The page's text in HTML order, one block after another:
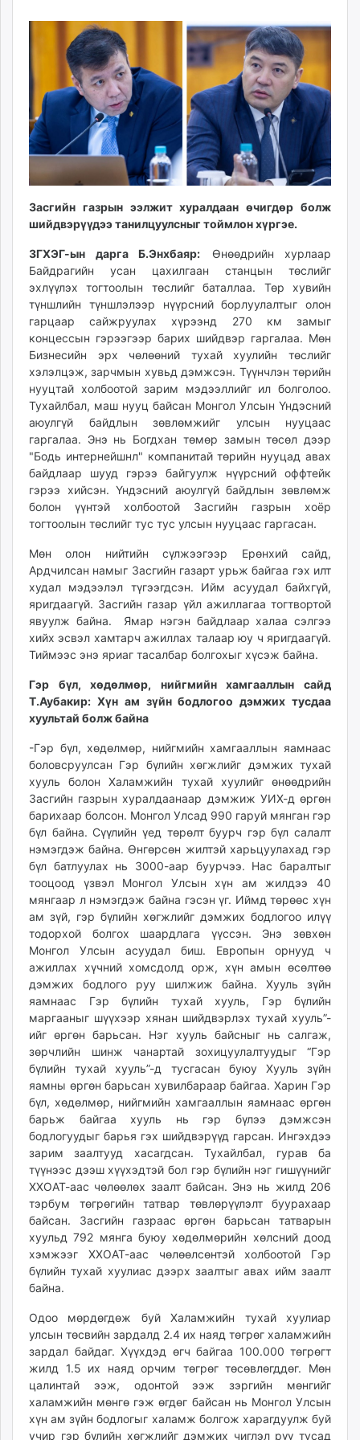
Livetv.mn
Eguur.mn
24tsag.mn
shuud.mn
eagle.mn
ergelt.mn
zarig.mn
zuv.mn
mminfo.mn
ugluu.mn
urlag.mn
unen.mn
asu.mn
shudarga.mn
shuurhai.mn
unuudur.mn
isee.mn
mglradio.com
fact.mn
itoim.mn
tumen.mn
shuum.mn
times.mn
mass.mn
unegui.mn
assa.mn
toim.mn
tac.mn
paparazzi.mn
11:19:58
05:58:46
Засгийн газрын ээлжит хуралдаан өчигдөр болж
шийдвэрүүдээ танилцуулсныг тоймлон хүргэе.
ЗГХЭГ-ын дарга Б.Энхбаяр: Өнөөдрийн хурлаар
Байдрагийн усан цахилгаан станцын төслийг
эхлүүлэх тогтоолын төслийг баталлаа. Төр хувийн
түншлийн түншлэлээр нүүрсний борлуулалтыг олон
гарцаар сайжруулах хүрээнд 270 км замыг
концессын гэрээгээр барих шийдвэр гаргалаа. Мөн
Бизнесийн эрх чөлөөний тухай хуулийн төслийг
хэлэлцэж, зарчмын хувьд дэмжсэн. Түүнчлэн төрийн
нууцтай холбоотой зарим мэдээллийг ил болголоо.
Тухайлбал, маш нууц байсан Монгол Улсын Үндэсний
аюулгүй байдлын зөвлөмжийг улсын нууцаас
гаргалаа. Энэ нь Богдхан төмөр замын төсөл дээр
"Бодь интернейшнл" компанитай төрийн нууцад авах
байдлаар шууд гэрээ байгуулж нүүрсний оффтейк
гэрээ хийсэн. Үндэсний аюулгүй байдлын зөвлөмж
болон үүнтэй холбоотой Засгийн газрын хоёр
тогтоолын төслийг тус тус улсын нууцаас гаргасан.
Мөн олон нийтийн сүлжээгээр Ерөнхий сайд,
Ардчилсан намыг Засгийн газарт урьж байгаа гэх илт
худал мэдээлэл түгээгдсэн. Ийм асуудал байхгүй,
яригдаагүй. Засгийн газар үйл ажиллагаа тогтвортой
явуулж байна. Ямар нэгэн байдлаар халаа сэлгээ
хийх эсвэл хамтарч ажиллах талаар юу ч яригдаагүй.
Тиймээс энэ яриаг тасалбар болгохыг хүсэж байна.
Гэр бүл, хөдөлмөр, нийгмийн хамгааллын сайд
Т.Аубакир: Хүн ам зүйн бодлогоо дэмжих тусдаа
хуультай болж байна
-Гэр бүл, хөдөлмөр, нийгмийн хамгааллын яамнаас
боловсруулсан Гэр бүлийн хөгжлийг дэмжих тухай
хууль болон Халамжийн тухай хуулийг өнөөдрийн
Засгийн газрын хуралдаанаар дэмжиж УИХ-д өргөн
барихаар болсон. Монгол Улсад 990 гаруй мянган гэр
бүл байна. Сүүлийн үед төрөлт буурч гэр бүл салалт
нэмэгдэж байна. Өнгөрсөн жилтэй харьцуулахад гэр
бүл батлуулах нь 3000-аар буурчээ. Нас баралтыг
тооцоод үзвэл Монгол Улсын хүн ам жилдээ 40
мянгаар л нэмэгдэж байна гэсэн үг. Иймд төрөөс хүн
ам зүй, гэр бүлийн хөгжлийг дэмжих бодлогоо илүү
тодорхой болгох шаардлага үүссэн. Энэ зөвхөн
Монгол Улсын асуудал биш. Европын орнууд ч
ажиллах хүчний хомсдолд орж, хүн амын өсөлтөө
дэмжих бодлого руу шилжиж байна. Хууль зүйн
яамнаас Гэр бүлийн тухай хууль, Гэр бүлийн
маргааныг шүүхээр хянан шийдвэрлэх тухай хууль”-
ийг өргөн барьсан. Нэг хууль байсныг нь салгаж,
зөрчлийн шинж чанартай зохицуулалтуудыг “Гэр
бүлийн тухай хууль”-д тусгасан буюу Хууль зүйн
яамны өргөн барьсан хувилбараар байгаа. Харин Гэр
бүл, хөдөлмөр, нийгмийн хамгааллын яамнаас өргөн
барьж байгаа хууль нь гэр бүлээ дэмжсэн
бодлогуудыг барья гэх шийдвэрүүд гарсан. Ингэхдээ
зарим заалтууд хасагдсан. Тухайлбал, гурав ба
түүнээс дээш хүүхэдтэй бол гэр бүлийн нэг гишүүнийг
ХХОАТ-аас чөлөөлөх заалт байсан. Энэ нь жилд 206
тэрбум төгрөгийн татвар төвлөрүүлэлт буурахаар
байсан. Засгийн газраас өргөн барьсан татварын
хуульд 792 мянга буюу хөдөлмөрийн хөлсний доод
хэмжээг ХХОАТ-аас чөлөөлсөнтэй холбоотой Гэр
бүлийн тухай хуулиас дээрх заалтыг авах ийм заалт
байна.
Одоо мөрдөгдөж буй Халамжийн тухай хуулиар
улсын төсвийн зардалд 2.4 их наяд төгрөг халамжийн
зардал байдаг. Хүүхдэд өгч байгаа 100.000 төгрөгт
жилд 1.5 их наяд орчим төгрөг төсөвлөгддөг. Мөн
цалинтай ээж, одонтой ээж зэргийн мөнгийг
халамжийн мөнгө гэж өгдөг байсан нь Монгол Улсын
хүн ам зүйн бодлогыг халамж болгож харагдуулж буй
учир гэр бүлийн хөгжлийг дэмжих чиглэл рүү тусад